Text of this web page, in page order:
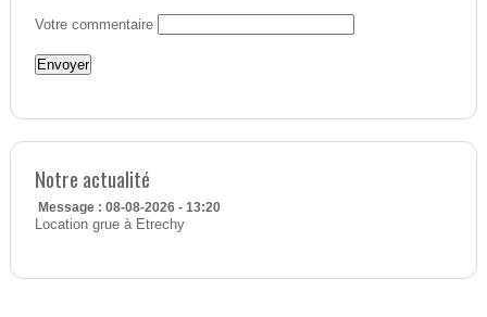
Votre commentaire
Notre actualité
Message : 08-08-2026 - 13:20
Location grue à Etrechy